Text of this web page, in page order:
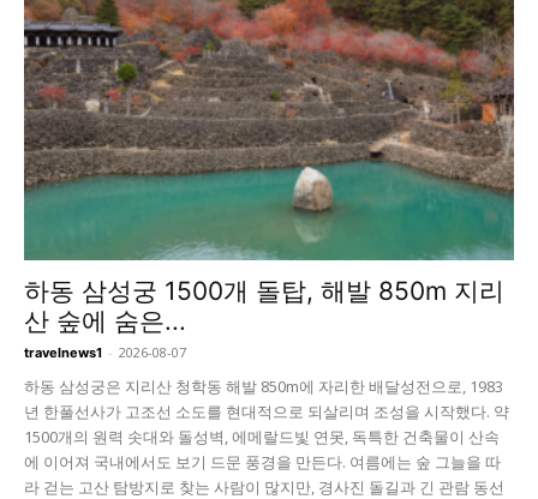
하동 삼성궁 1500개 돌탑, 해발 850m 지리
산 숲에 숨은...
travelnews1 - 2026-08-07
하동 삼성궁은 지리산 청학동 해발 850m에 자리한 배달성전으로, 1983
년 한풀선사가 고조선 소도를 현대적으로 되살리며 조성을 시작했다. 약
1500개의 원력 솟대와 돌성벽, 에메랄드빛 연못, 독특한 건축물이 산속
에 이어져 국내에서도 보기 드문 풍경을 만든다. 여름에는 숲 그늘을 따
라 걷는 고산 탐방지로 찾는 사람이 많지만, 경사진 돌길과 긴 관람 동선